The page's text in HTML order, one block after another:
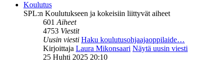
Koulutus
SPL:n Koulutukseen ja kokeisiin liittyvät aiheet
601Aiheet
4753 Viestit
Uusin viesti Haku koulutusohjaajaoppilaide…
Kirjoittaja Laura Mikonsaari Näytä uusin viesti
25 Huhti 2025 20:10